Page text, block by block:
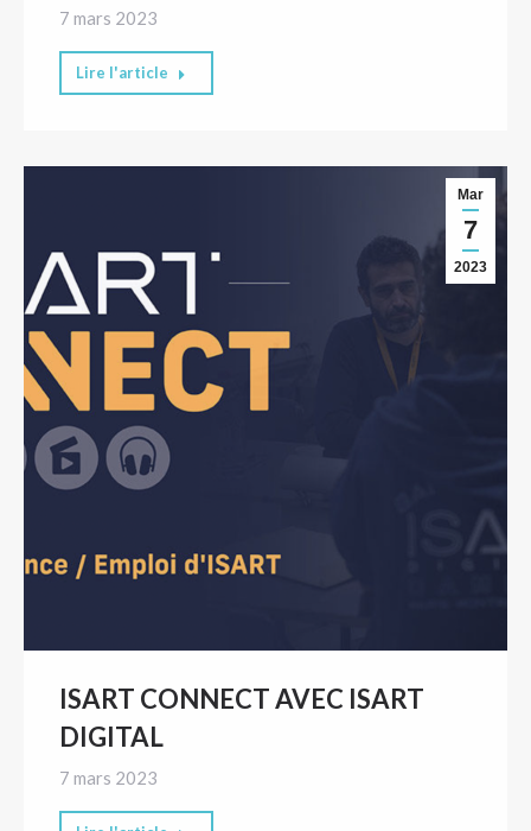
7 mars 2023
Lire l'article
Mar
7
2023
ISART CONNECT AVEC ISART
DIGITAL
7 mars 2023